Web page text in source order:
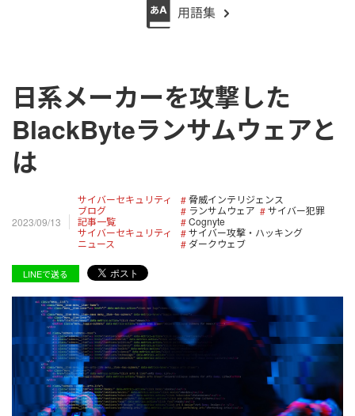
日系メーカーを攻撃した
BlackByteランサムウェアと
は
2023/09/13
サイバーセキュリティ
ブログ
記事一覧
サイバーセキュリティ
ニュース
脅威インテリジェンス
ランサムウェア
サイバー犯罪
Cognyte
サイバー攻撃・ハッキング
ダークウェブ
LINEで送る